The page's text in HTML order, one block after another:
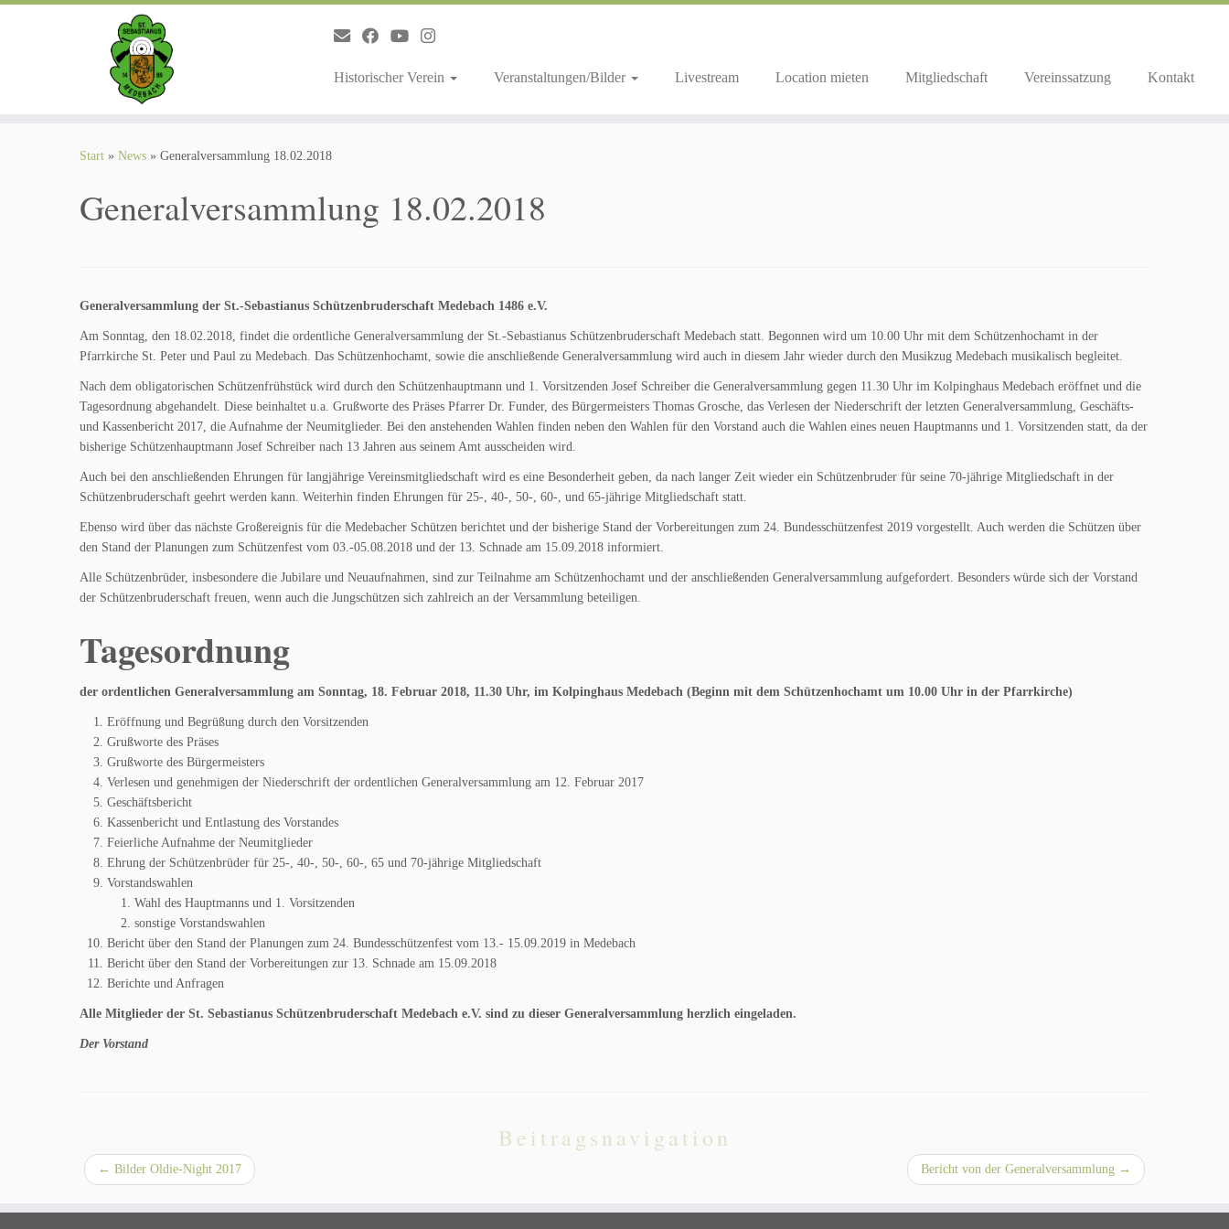
Zum
Historischer Verein Veranstaltungen/Bilder Livestream Location mieten Mitgliedschaft Vereinssatzung Kontakt
Start » News » Generalversammlung 18.02.2018
Generalversammlung 18.02.2018
Generalversammlung der St.-Sebastianus Schützenbruderschaft Medebach 1486 e.V.
Am Sonntag, den 18.02.2018, findet die ordentliche Generalversammlung der St.-Sebastianus Schützenbruderschaft Medebach statt. Begonnen wird um 10.00 Uhr mit dem Schützenhochamt in der
Pfarrkirche St. Peter und Paul zu Medebach. Das Schützenhochamt, sowie die anschließende Generalversammlung wird auch in diesem Jahr wieder durch den Musikzug Medebach musikalisch begleitet.
Nach dem obligatorischen Schützenfrühstück wird durch den Schützenhauptmann und 1. Vorsitzenden Josef Schreiber die Generalversammlung gegen 11.30 Uhr im Kolpinghaus Medebach eröffnet und die
Tagesordnung abgehandelt. Diese beinhaltet u.a. Grußworte des Präses Pfarrer Dr. Funder, des Bürgermeisters Thomas Grosche, das Verlesen der Niederschrift der letzten Generalversammlung, Geschäfts-
und Kassenbericht 2017, die Aufnahme der Neumitglieder. Bei den anstehenden Wahlen finden neben den Wahlen für den Vorstand auch die Wahlen eines neuen Hauptmanns und 1. Vorsitzenden statt, da der
bisherige Schützenhauptmann Josef Schreiber nach 13 Jahren aus seinem Amt ausscheiden wird.
Auch bei den anschließenden Ehrungen für langjährige Vereinsmitgliedschaft wird es eine Besonderheit geben, da nach langer Zeit wieder ein Schützenbruder für seine 70-jährige Mitgliedschaft in der
Schützenbruderschaft geehrt werden kann. Weiterhin finden Ehrungen für 25-, 40-, 50-, 60-, und 65-jährige Mitgliedschaft statt.
Ebenso wird über das nächste Großereignis für die Medebacher Schützen berichtet und der bisherige Stand der Vorbereitungen zum 24. Bundesschützenfest 2019 vorgestellt. Auch werden die Schützen über
den Stand der Planungen zum Schützenfest vom 03.-05.08.2018 und der 13. Schnade am 15.09.2018 informiert.
Alle Schützenbrüder, insbesondere die Jubilare und Neuaufnahmen, sind zur Teilnahme am Schützenhochamt und der anschließenden Generalversammlung aufgefordert. Besonders würde sich der Vorstand
der Schützenbruderschaft freuen, wenn auch die Jungschützen sich zahlreich an der Versammlung beteiligen.
Tagesordnung
der ordentlichen Generalversammlung am Sonntag, 18. Februar 2018, 11.30 Uhr, im Kolpinghaus Medebach (Beginn mit dem Schützenhochamt um 10.00 Uhr in der Pfarrkirche)
Eröffnung und Begrüßung durch den Vorsitzenden
Grußworte des Präses
Grußworte des Bürgermeisters
Verlesen und genehmigen der Niederschrift der ordentlichen Generalversammlung am 12. Februar 2017
Geschäftsbericht
Kassenbericht und Entlastung des Vorstandes
Feierliche Aufnahme der Neumitglieder
Ehrung der Schützenbrüder für 25-, 40-, 50-, 60-, 65 und 70-jährige Mitgliedschaft
Vorstandswahlen
Wahl des Hauptmanns und 1. Vorsitzenden
sonstige Vorstandswahlen
Bericht über den Stand der Planungen zum 24. Bundesschützenfest vom 13.- 15.09.2019 in Medebach
Bericht über den Stand der Vorbereitungen zur 13. Schnade am 15.09.2018
Berichte und Anfragen
Alle Mitglieder der St. Sebastianus Schützenbruderschaft Medebach e.V. sind zu dieser Generalversammlung herzlich eingeladen.
Der Vorstand
Beitragsnavigation
← Bilder Oldie-Night 2017 Bericht von der Generalversammlung →